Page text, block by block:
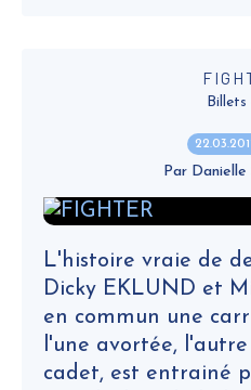
Billets
Par
L'histoire vraie de
Dicky EKLUND et
en commun une
l'une avortée, l'autre
cadet, est entrainé